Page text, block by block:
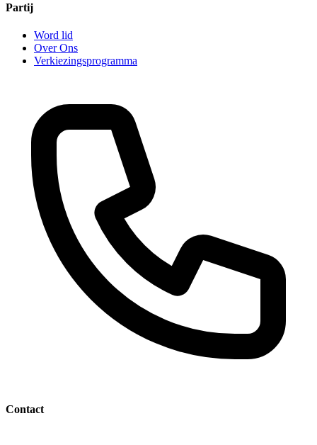
Partij
Word lid
Over Ons
Verkiezingsprogramma
Contact